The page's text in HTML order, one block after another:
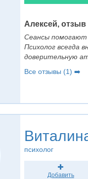
Алексей, отзыв
Сеансы помогают
Психолог всегда
доверительную
Все отзывы (1) ➡️
психолог
Добавить